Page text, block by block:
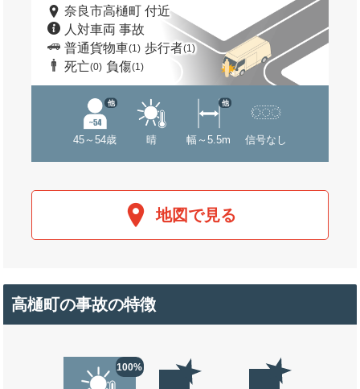
奈良市高樋町 付近
人対車両 事故
普通貨物車(1) 歩行者(1)
死亡(0) 負傷(1)
45～54歳
他
晴 幅～5.5m
他
信号なし
地図で見る
高樋町の事故の特徴
100%